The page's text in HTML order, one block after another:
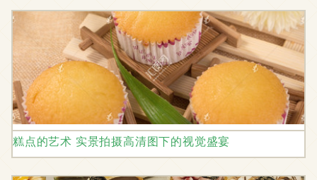
糕点的艺术 实景拍摄高清图下的视觉盛宴